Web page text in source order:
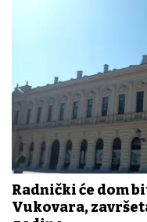
Radnički će dom
Vukovara,